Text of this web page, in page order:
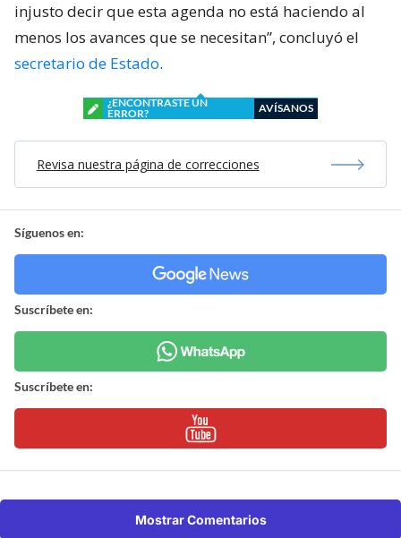
injusto decir que esta agenda no está haciendo al
menos los avances que se necesitan”, concluyó el
secretario de Estado.
¿ENCONTRASTE UN
ERROR?
AVÍSANOS
Revisa nuestra página de correcciones
Síguenos en:
Suscríbete en:
Suscríbete en:
Mostrar Comentarios